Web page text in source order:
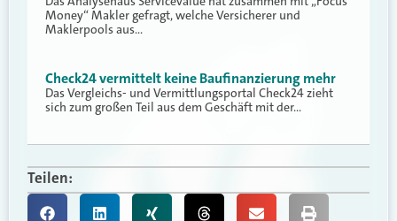
Money“ Makler gefragt, welche Versicherer und
Maklerpools aus…
Check24 vermittelt keine Baufinanzierung mehr
Das Vergleichs- und Vermittlungsportal Check24 zieht
sich zum großen Teil aus dem Geschäft mit der…
Teilen: